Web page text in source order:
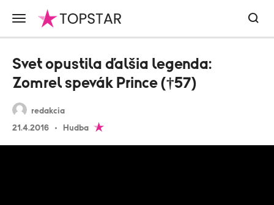
redakcia
21.4.2016
Hudba
Svet opustila ďalšia legenda:
Zomrel spevák Prince (†57)